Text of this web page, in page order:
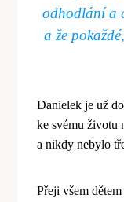
odhodlánía
a že pokaždé
Danielek je už
ke svému životu
a nikdy nebylo
Přeji všem d